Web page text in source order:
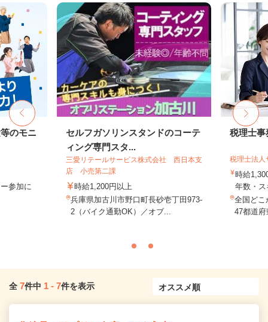
のモニ
参加に
セルフガソリンスタンドのコーテ
ィング専門スタ...
三愛リテールサービス株式会社 西日本支
店 小売第二課
時給1,200円以上
兵庫県加古川市野口町長砂壱丁田973-
2（バイク通勤OK）／オブ...
税理士事
税理士法人
時給
年数・
全国どこ
47都道
全 7件中 1 - 7件を表示